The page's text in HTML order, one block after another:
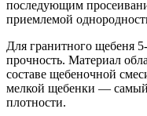
последующим
приемлемой
Для гранитного щебеня
прочность. Материал
составе щебеночной
мелкой щебенки — самый
плотности.